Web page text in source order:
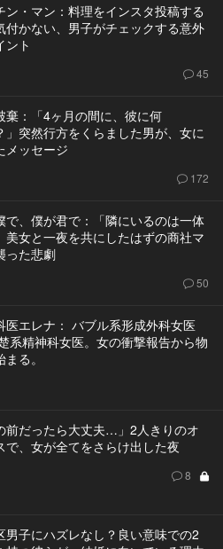
ン・マン：料理をインスタ投稿する
付かない、男子がチェックする意外
ント
45
棄：「4ヶ月の間に、彼に何
突然行方をくらました男が、女に
メッセージ
172
で、僕が君で：「隣にいるのは一体
美女と一夜を共にしたはずの商社マ
った悲劇
50
医エレナ： バブル系形成外科女医
系精神科女医。女の衝撃報告から物
る。
前だったら大丈夫…」2人きりのオ
で、女が全てをさらけ出した夜
8
男子にハズレなし？良い意味での2